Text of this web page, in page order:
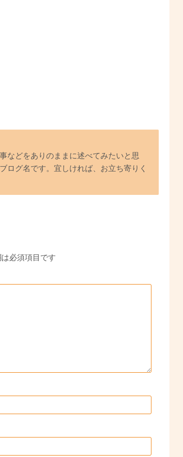
などをありのままに述べてみたいと思
ログ名です。宜しければ、お立ち寄りく
必須項目です